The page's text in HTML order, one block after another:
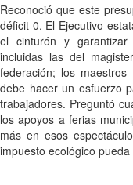
Reconoció que este
déficit 0. El Ejecutivo
el cinturón y
incluidas las del
federación; los
debe hacer un esfuerzo
trabajadores. Preguntó
los apoyos a ferias
más en esos
impuesto ecológico